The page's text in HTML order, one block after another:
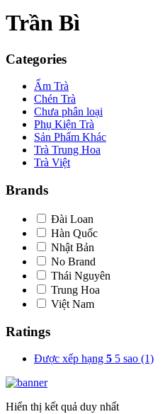
Trần Bì
Categories
Ấm Trà
Chén Trà
Chưa phân loại
Phụ Kiện Trà
Sản Phẩm Khác
Trà Trung Hoa
Trà Việt
Brands
Đài Loan
Hàn Quốc
Nhật Bản
No Brand
Thái Nguyên
Trung Hoa
Việt Nam
Ratings
Được xếp hạng 5 5 sao (1)
Hiển thị kết quả duy nhất